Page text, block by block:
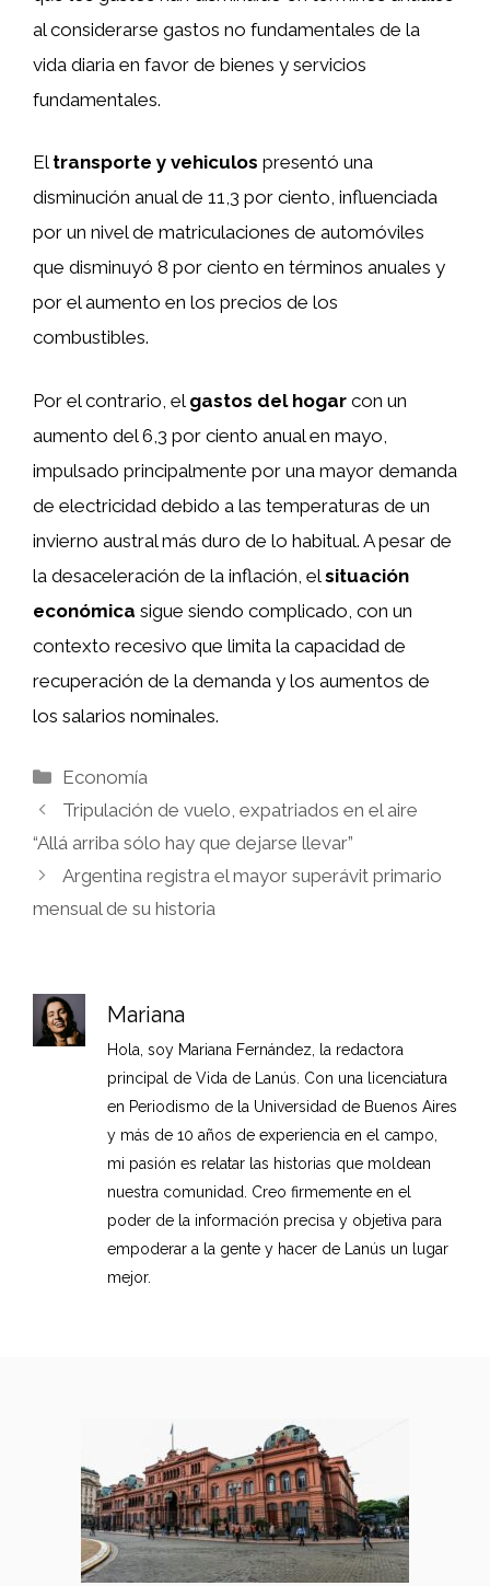
al considerarse gastos no fundamentales de la
vida diaria en favor de bienes y servicios
fundamentales.
El transporte y vehiculos presentó una
disminución anual de 11,3 por ciento, influenciada
por un nivel de matriculaciones de automóviles
que disminuyó 8 por ciento en términos anuales y
por el aumento en los precios de los
combustibles.
Por el contrario, el gastos del hogar con un
aumento del 6,3 por ciento anual en mayo,
impulsado principalmente por una mayor demanda
de electricidad debido a las temperaturas de un
invierno austral más duro de lo habitual. A pesar de
la desaceleración de la inflación, elsituación
económica sigue siendo complicado, con un
contexto recesivo que limita la capacidad de
recuperación de la demanda y los aumentos de
los salarios nominales.
Categorías
Economía
Tripulación de vuelo, expatriados en el aire
“Allá arriba sólo hay que dejarse llevar”
Argentina registra el mayor superávit primario
mensual de su historia
Mariana
Hola, soy Mariana Fernández, la redactora
principal de Vida de Lanús. Con una licenciatura
en Periodismo de la Universidad de Buenos Aires
y más de 10 años de experiencia en el campo,
mi pasión es relatar las historias que moldean
nuestra comunidad. Creo firmemente en el
poder de la información precisa y objetiva para
empoderar a la gente y hacer de Lanús un lugar
mejor.